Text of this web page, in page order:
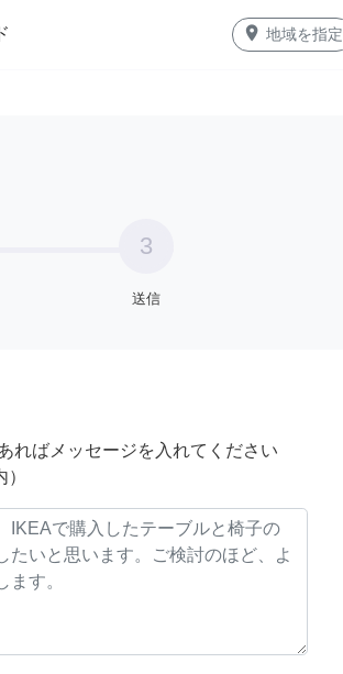
place 地域を指定
3
送信
ればメッセージを入れてください